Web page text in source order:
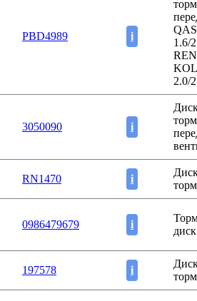
PBD4989 i
1.6/
2.0/
3050090 i
RN1470 i
0986479679 i
197578 i